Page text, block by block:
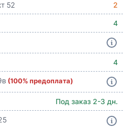
52
2
4
4
(100% предоплата)
Под заказ 2-3 дн.